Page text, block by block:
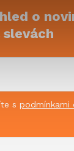
o
slevách
s podmínkami